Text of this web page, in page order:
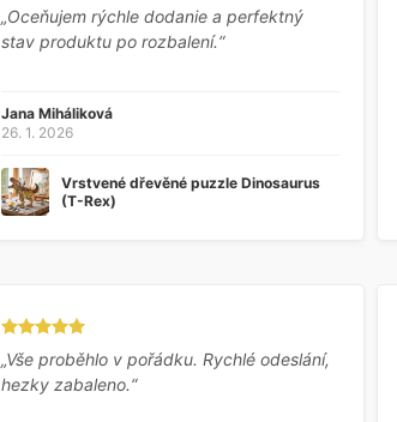
„Oceňujem rýchle dodanie a perfektný
stav produktu po rozbalení.“
Jana Miháliková
26. 1. 2026
Vrstvené dřevěné puzzle Dinosaurus
(T-Rex)
„Vše proběhlo v pořádku. Rychlé odeslání,
hezky zabaleno.“